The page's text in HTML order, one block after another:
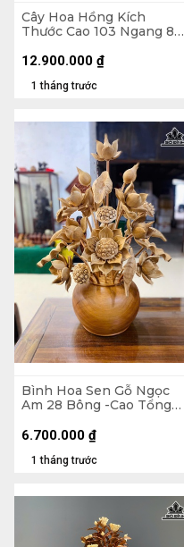
Cây Hoa Hồng Kích
Thước Cao 103 Ngang 80
Ngư - Lá Gỗ Sưa - Thân
1 tháng trước
12.900.000 ₫
Bình Hoa Sen Gỗ Ngọc
Am 28 Bông -Cao Tổng
Đường Kính 30 (cm)
1 tháng trước
6.700.000 ₫